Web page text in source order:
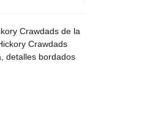
Crawdads de la
Crawdads
detalles bordados